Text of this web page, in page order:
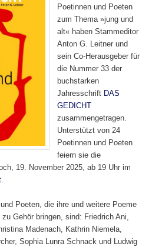
Poetinnen und Poeten
zum Thema »jung und
alt« haben Stammeditor
Anton G. Leitner und
sein Co-Herausgeber für
die Nummer 33 der
buchstarken
Jahresschrift DAS
GEDICHT
zusammengetragen.
Unterstützt von 24
Poetinnen und Poeten
feiern sie die
19. November 2025, ab 19 Uhr im
.
Poeten, die ihre und weitere Poeme
Gehör bringen, sind: Friedrich Ani,
Madenach, Kathrin Niemela,
Sophia Lunra Schnack und Ludwig